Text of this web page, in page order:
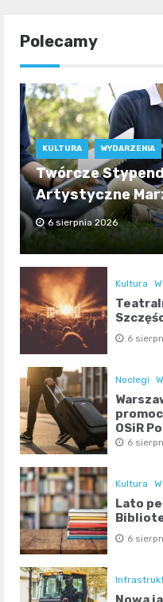
Polecamy
KULTURA WYDARZENIA
Twórcze
Artystyczne
6 sierpnia 2026
Kultura
6
Noclegi
OSiR
6
Kultura
Lato
6